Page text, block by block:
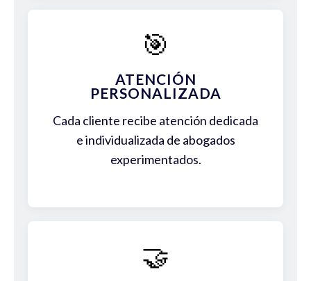
🎯
ATENCIÓN
PERSONALIZADA
Cada cliente recibe atención dedicada
e individualizada de abogados
experimentados.
🤝